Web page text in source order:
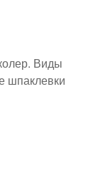
Виды
шпаклевки